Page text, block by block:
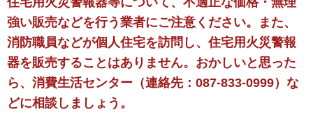
強い販売などを行う業者にご注意ください。また、
消防職員などが個人住宅を訪問し、住宅用火災警報
器を販売することはありません。おかしいと思った
ら、消費生活センター（連絡先：087-833-0999）な
どに相談しましょう。